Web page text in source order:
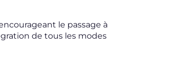
le passage à
de tous les modes